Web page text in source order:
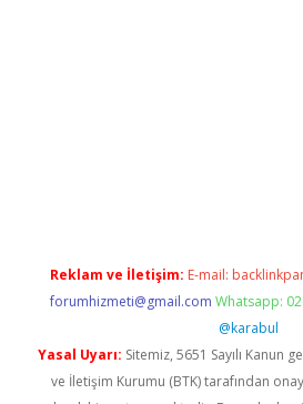
Reklam ve İletişim: E-mail:
forumhizmeti@gmail.com Whatsapp:
@karabul
Yasal Uyarı: Sitemiz, 5651 Sayılı Kanun
ve İletişim Kurumu (BTK) tarafından